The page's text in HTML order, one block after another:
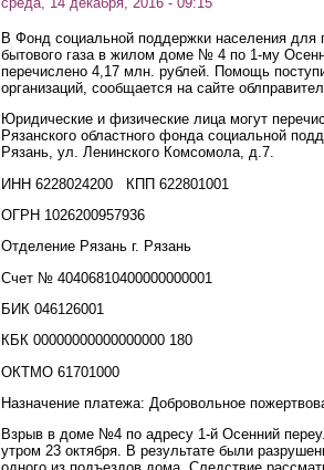
В Фонд социальной поддержки населения для
бытового газа в жилом доме № 4 по 1-му
перечислено 4,17 млн. рублей. Помощь
организаций, сообщается на сайте
Юридические и физические лица могут
Рязанского областного фонда социальной
Рязань, ул. Ленинского Комсомола, д.7.
ИНН 6228024200 КПП 622801001
ОГРН 1026200957936
Отделение Рязань г. Рязань
Счет № 40406810400000000001
БИК 046126001
КБК 00000000000000000 180
ОКТМО 61701000
Назначение платежа: Добровольное
Взрыв в доме №4 по адресу 1-й Осенний
утром 23 октября. В результате были